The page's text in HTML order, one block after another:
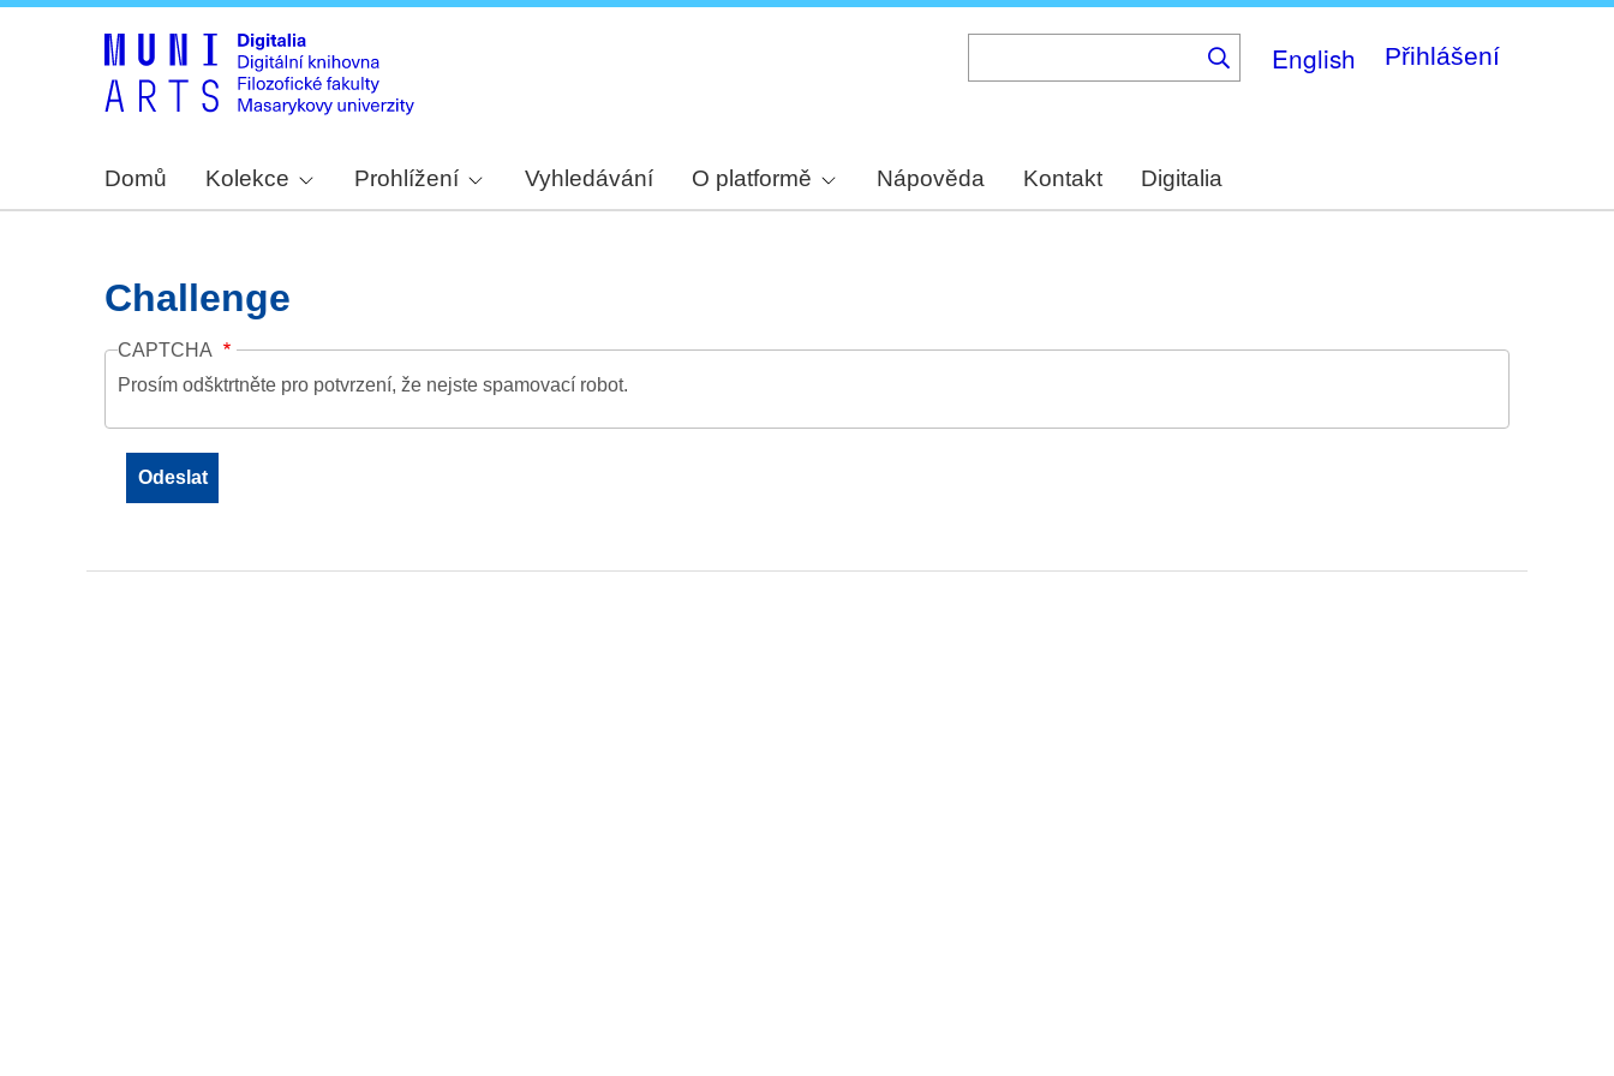
English Přihlášení
Domů Kolekce Prohlížení Vyhledávání O platformě Nápověda Kontakt Digitalia
Challenge
CAPTCHA
Prosím odšktrtněte pro potvrzení, že nejste spamovací robot.